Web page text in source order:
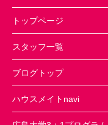
トップページ
スタッフ一覧
ブログトップ
ハウスメイトnavi